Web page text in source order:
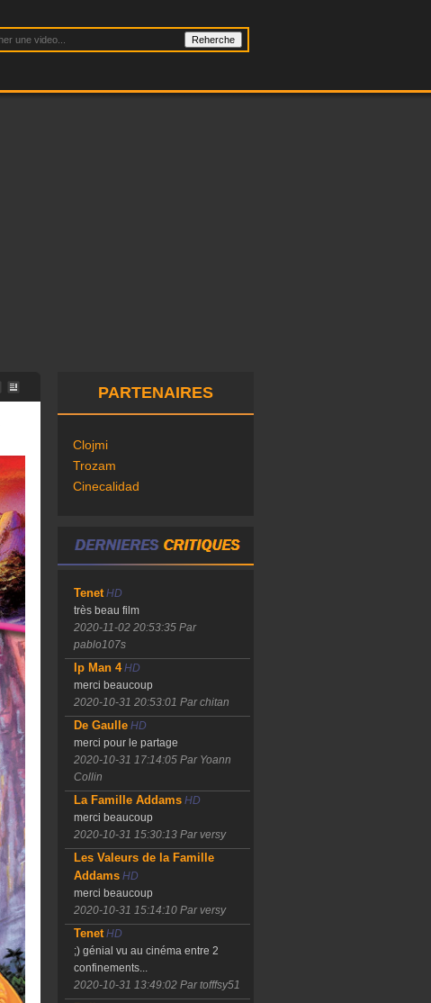
PARTENAIRES
Clojmi
Trozam
Cinecalidad
TenetHD
très beau film
2020-11-02 20:53:35 Par
pablo107s
Ip Man 4HD
merci beaucoup
2020-10-31 20:53:01 Par chitan
De GaulleHD
merci pour le partage
2020-10-31 17:14:05 Par Yoann
Collin
La Famille AddamsHD
merci beaucoup
2020-10-31 15:30:13 Par versy
Les Valeurs de la Famille
AddamsHD
merci beaucoup
2020-10-31 15:14:10 Par versy
TenetHD
;) génial vu au cinéma entre 2
confinements...
2020-10-31 13:49:02 Par tofffsy51